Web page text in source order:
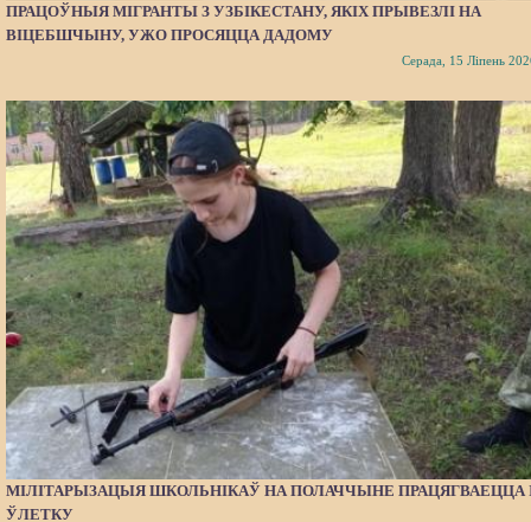
ПРАЦОЎНЫЯ МІГРАНТЫ З УЗБІКЕСТАНУ, ЯКІХ ПРЫВЕЗЛІ НА
ВІЦЕБШЧЫНУ, УЖО ПРОСЯЦЦА ДАДОМУ
Серада, 15 Ліпень
МІЛІТАРЫЗАЦЫЯ ШКОЛЬНІКАЎ НА ПОЛАЧЧЫНЕ ПРАЦЯГВАЕЦЦА
ЎЛЕТКУ